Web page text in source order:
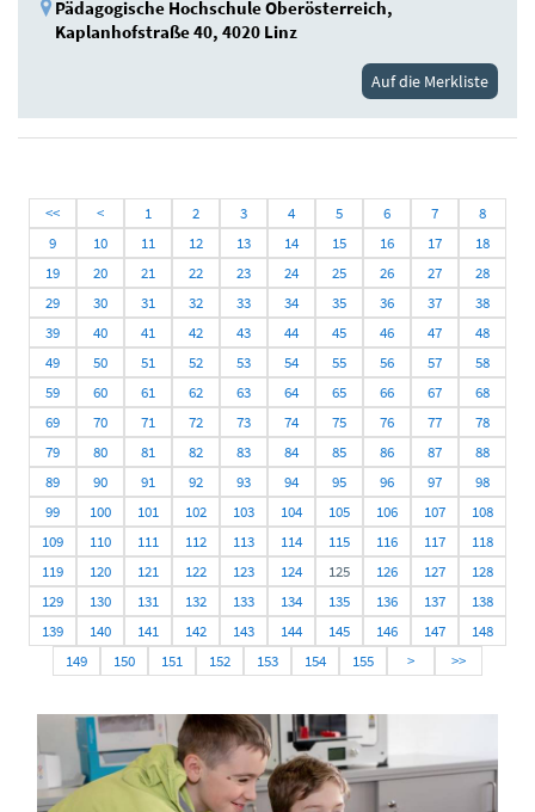
Pädagogische Hochschule Oberösterreich,
Kaplanhofstraße 40, 4020 Linz
Auf die Merkliste
<< < 1 2 3 4 5 6 7
8
9
10 11 12 13 14 15 16 17
18
19
20 21 22 23 24 25 26 27
28
29
30 31 32 33 34 35 36 37
38
39
40 41 42 43 44 45 46 47
48
49
50 51 52 53 54 55 56 57
58
59
60 61 62 63 64 65 66 67
68
69
70 71 72 73 74 75 76 77
78
79
80 81 82 83 84 85 86 87
88
89
90 91 92 93 94 95 96 97
98
99
100 101 102 103 104 105 106 107
108
109
110 111 112 113 114 115 116 117
118
119
120 121 122 123 124 125 126 127
128
129
130 131 132 133 134 135 136 137
138
139
140 141 142 143 144 145 146 147
148
149
150 151 152 153 154 155 > >>